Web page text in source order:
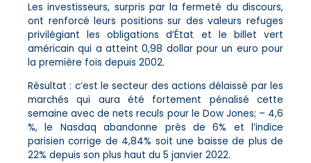
Les investisseurs, surpris par la fermeté du discours,
ont renforcé leurs positions sur des valeurs refuges
privilégiant les obligations d’État et le billet vert
américain qui a atteint 0,98 dollar pour un euro pour
la première fois depuis 2002.
Résultat : c’est le secteur des actions délaissé par les
marchés qui aura été fortement pénalisé cette
semaine avec de nets reculs pour le Dow Jones; – 4,6
%, le Nasdaq abandonne près de 6% et l’indice
parisien corrige de 4,84% soit une baisse de plus de
22% depuis son plus haut du 5 janvier 2022.